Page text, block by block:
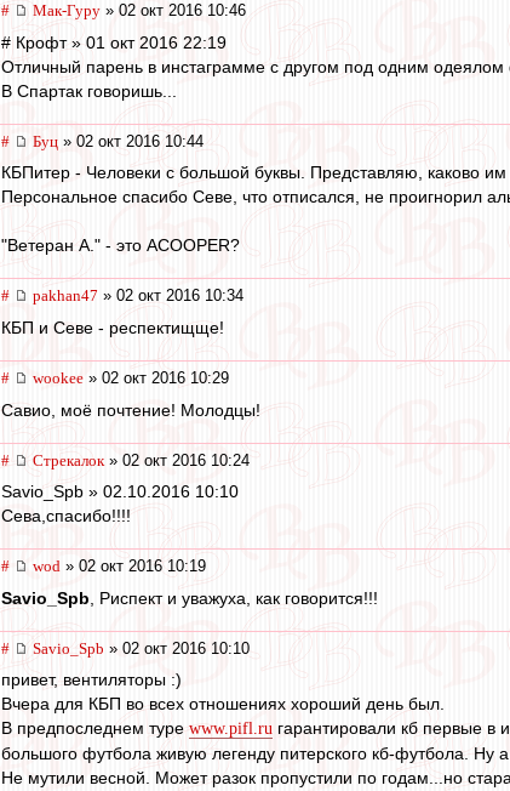
# Мак-Гуру » 02 окт 2016 10:46
# Крофт » 01 окт 2016 22:19
Отличный парень в инстаграмме с другом под одним одеялом
В Спартак говоришь...
# Буц » 02 окт 2016 10:44
КБПитер - Человеки с большой буквы. Представляю, каково
Персональное спасибо Севе, что отписался, не проигнорил
"Ветеран А." - это ACOOPER?
# pakhan47 » 02 окт 2016 10:34
КБП и Севе - респектищще!
# wookee » 02 окт 2016 10:29
Савио, моё почтение! Молодцы!
# Стрекалок » 02 окт 2016 10:24
Savio_Spb » 02.10.2016 10:10
Сева,спасибо!!!!
# wod » 02 окт 2016 10:19
Savio_Spb , Риспект и уважуха, как говорится!!!
# Savio_Spb » 02 окт 2016 10:10
привет, вентиляторы :)
Вчера для КБП во всех отношениях хороший день был.
В предпоследнем туре www.pifl.ru гарантировали кб первые в
большого футбола живую легенду питерского кб-футбола. Ну
Не мутили весной. Может разок пропустили по годам...но